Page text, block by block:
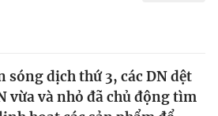
sóng dịch thứ 3, các DN dệt
vừa và nhỏ đã chủ động tìm